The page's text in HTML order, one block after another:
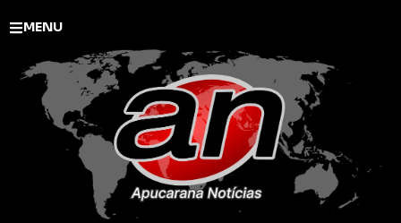
MENU